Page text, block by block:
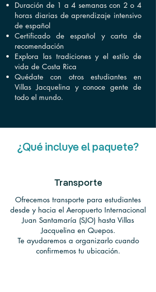
Duración de 1 a 4 semanas con 2 o 4
horas diarias de aprendizaje intensivo
de español
Certificado de español y carta de
recomendación
Explora las tradiciones y el estilo de
vida de Costa Rica
Quédate con otros estudiantes en
Villas Jacquelina y conoce gente de
todo el mundo.
¿Qué incluye el paquete?
Transporte
Ofrecemos transporte para estudiantes
desde y hacia el Aeropuerto Internacional
Juan Santamaría (SJO) hasta Villas
Jacquelina en Quepos.
Te ayudaremos a organizarlo cuando
confirmemos tu ubicación.